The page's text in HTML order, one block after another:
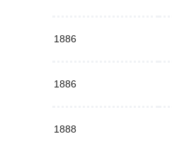
1886
1886
1888